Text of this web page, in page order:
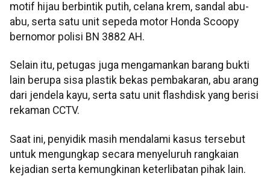
motif hijau berbintik putih, celana krem, sandal abu-
abu, serta satu unit sepeda motor Honda Scoopy
bernomor polisi BN 3882 AH.
Selain itu, petugas juga mengamankan barang bukti
lain berupa sisa plastik bekas pembakaran, abu arang
dari jendela kayu, serta satu unit flashdisk yang berisi
rekaman CCTV.
Saat ini, penyidik masih mendalami kasus tersebut
untuk mengungkap secara menyeluruh rangkaian
kejadian serta kemungkinan keterlibatan pihak lain.